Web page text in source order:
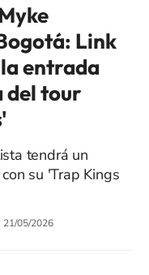
Link
entrada
del tour
tendrá un
su 'Trap Kings
21/05/2026